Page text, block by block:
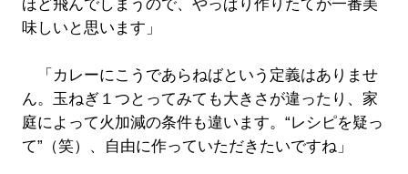
ほど飛んでしまうので、やっぱり作りたてが一番美
味しいと思います」
「カレーにこうであらねばという定義はありませ
ん。玉ねぎ１つとってみても大きさが違ったり、家
庭によって火加減の条件も違います。“レシピを疑っ
て”（笑）、自由に作っていただきたいですね」